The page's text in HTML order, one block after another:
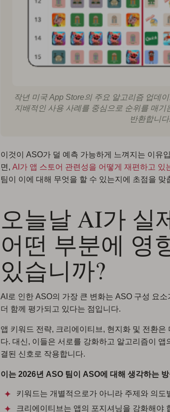
작년 미국 App Store의 주요 알고리즘 업데
지배적인 사용 사례를 중심으로 순위를 매
반환합니다.
이것이 ASO가 덜 예측 가능하게 느껴지는 이유
면, AI가 앱 스토어 관련성을 어떻게 재편하고 있
팀이 이에 대해 무엇을 할 수 있는지에 초점을 맞
오늘날 AI가 실
어떤 부분에 영
있습니까?
AI로 인한 ASO의 가장 큰 변화는 ASO 구성 요
더 함께 평가되고 있다는 점입니다.
앱 키워드 전략, 크리에이티브, 현지화 및 전환은
다. 대신, 이들은 서로를 강화하고 알고리즘이 앱
결된 신호로 작용합니다.
이는 2026년 ASO 팀이 ASO에 대해 생각하는
키워드는 개별적으로가 아니라 주제와 의도
크리에이티브는 앱의 포지셔닝을 강화해야